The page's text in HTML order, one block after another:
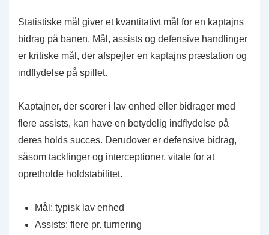
Statistiske mål giver et kvantitativt mål for en kaptajns
bidrag på banen. Mål, assists og defensive handlinger
er kritiske mål, der afspejler en kaptajns præstation og
indflydelse på spillet.
Kaptajner, der scorer i lav enhed eller bidrager med
flere assists, kan have en betydelig indflydelse på
deres holds succes. Derudover er defensive bidrag,
såsom tacklinger og interceptioner, vitale for at
opretholde holdstabilitet.
Mål: typisk lav enhed
Assists: flere pr. turnering